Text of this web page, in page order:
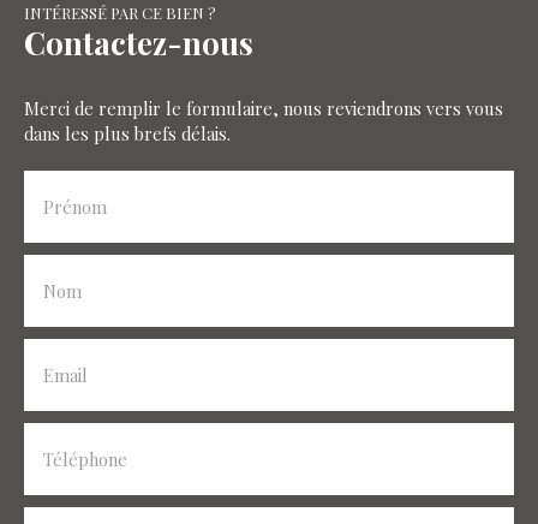
INTÉRESSÉ PAR CE BIEN ?
Contactez-nous
Merci de remplir le formulaire, nous reviendrons vers vous
dans les plus brefs délais.
Prénom
Nom
Email
Téléphone